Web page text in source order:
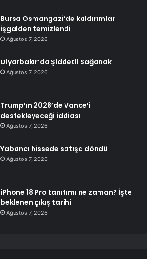
Bursa Osmangazi’de kaldırımlar
işgalden temizlendi
Ağustos 7, 2026
Diyarbakır’da Şiddetli Sağanak
Ağustos 7, 2026
Trump’ın 2028’de Vance’i
destekleyeceği iddiası
Ağustos 7, 2026
Yabancı hissede satışa döndü
Ağustos 7, 2026
iPhone 18 Pro tanıtımı ne zaman? İşte
beklenen çıkış tarihi
Ağustos 7, 2026